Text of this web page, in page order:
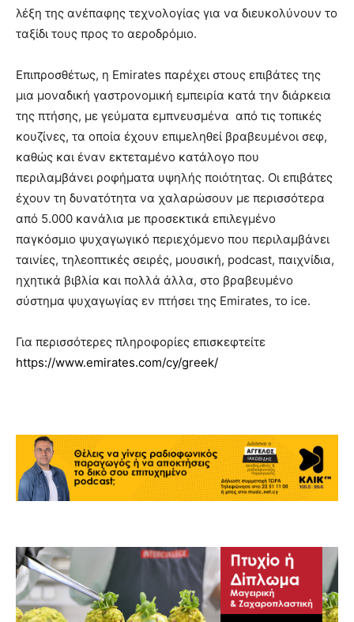
λέξη της ανέπαφης τεχνολογίας για να διευκολύνουν το
ταξίδι τους προς το αεροδρόμιο.
Επιπροσθέτως, η Emirates παρέχει στους επιβάτες της
μια μοναδική γαστρονομική εμπειρία κατά την διάρκεια
της πτήσης, με γεύματα εμπνευσμένα από τις τοπικές
κουζίνες, τα οποία έχουν επιμεληθεί βραβευμένοι σεφ,
καθώς και έναν εκτεταμένο κατάλογο που
περιλαμβάνει ροφήματα υψηλής ποιότητας. Οι επιβάτες
έχουν τη δυνατότητα να χαλαρώσουν με περισσότερα
από 5.000 κανάλια με προσεκτικά επιλεγμένο
παγκόσμιο ψυχαγωγικό περιεχόμενο που περιλαμβάνει
ταινίες, τηλεοπτικές σειρές, μουσική, podcast, παιχνίδια,
ηχητικά βιβλία και πολλά άλλα, στο βραβευμένο
σύστημα ψυχαγωγίας εν πτήσει της Emirates, το ice.
Για περισσότερες πληροφορίες επισκεφτείτε
https://www.emirates.com/cy/greek/